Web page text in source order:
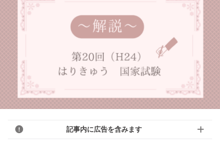
記事内に広告を含みます